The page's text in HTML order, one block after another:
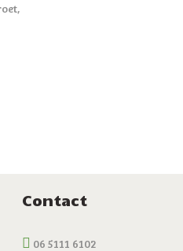
Contact
06 5111 6102